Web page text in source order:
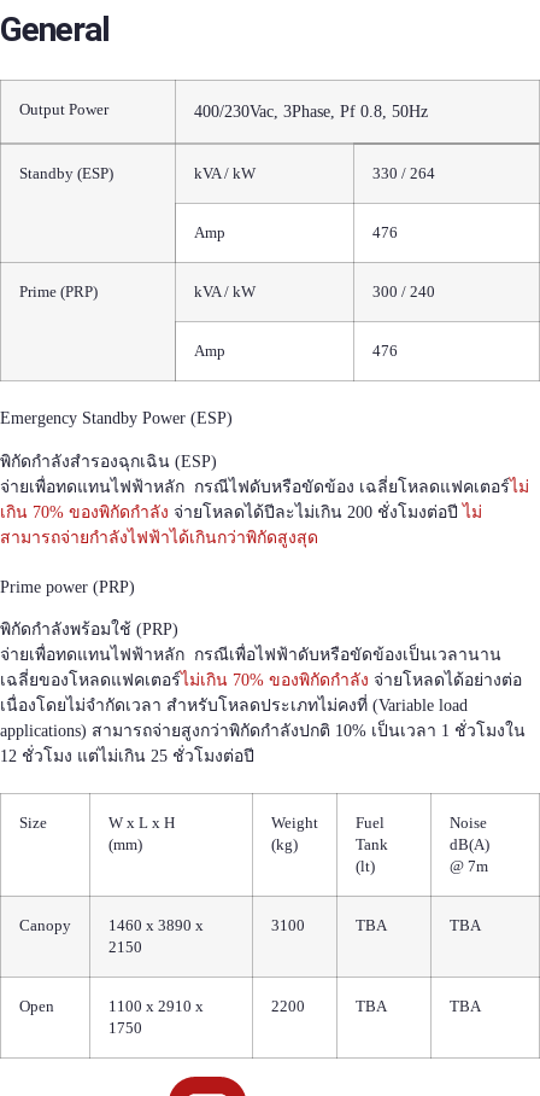
General
Output Power 400/230Vac, 3Phase, Pf 0.8, 50Hz
Standby (ESP) kVA / kW 330 / 264
Amp 476
Prime (PRP) kVA / kW 300 / 240
Amp 476
Emergency Standby Power (ESP)
พิกัดกำลังสำรองฉุกเฉิน (ESP)
จ่ายเพื่อทดแทนไฟฟ้าหลัก กรณีไฟดับหรือขัดข้อง เฉลี่ยโหลดแฟคเตอร์ไม่
เกิน 70% ของพิกัดกำลัง จ่ายโหลดได้ปีละไม่เกิน 200 ชั่งโมงต่อปี ไม่
สามารถจ่ายกำลังไฟฟ้าได้เกินกว่าพิกัดสูงสุด
Prime power (PRP)
พิกัดกำลังพร้อมใช้ (PRP)
จ่ายเพื่อทดแทนไฟฟ้าหลัก กรณีเพื่อไฟฟ้าดับหรือขัดข้องเป็นเวลานาน
เฉลี่ยของโหลดแฟคเตอร์ไม่เกิน 70% ของพิกัดกำลัง จ่ายโหลดได้อย่างต่อ
เนื่องโดยไม่จำกัดเวลา สำหรับโหลดประเภทไม่คงที่ (Variable load
applications) สามารถจ่ายสูงกว่าพิกัดกำลังปกติ 10% เป็นเวลา 1 ชั่วโมงใน
12 ชั่วโมง แต่ไม่เกิน 25 ชั่วโมงต่อปี
Size
W x L x H
(mm)
Weight
(kg)
Fuel
Tank
(lt)
Noise
dB(A)
@ 7m
Canopy
1460 x 3890 x
2150
3100 TBA TBA
Open
1100 x 2910 x
1750
2200 TBA TBA